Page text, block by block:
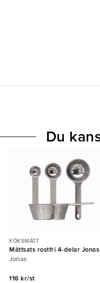
KÖKSMÅTT
Måttsats rostfri 4-delar Jonas
Jonas
116 kr/st
Du